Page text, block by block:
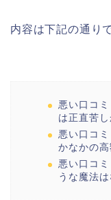
内容は下記の通り
悪い口コ
は正直苦し
悪い口コ
かなかの高
悪い口コ
うな魔法